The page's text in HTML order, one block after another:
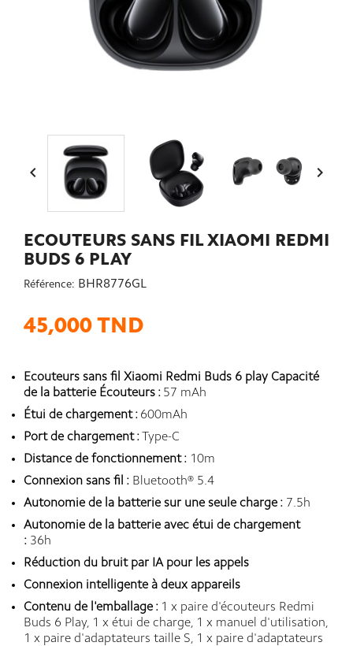
 
ECOUTEURS SANS FIL XIAOMI REDMI
BUDS 6 PLAY
Référence: BHR8776GL
45,000 TND
Ecouteurs sans fil Xiaomi Redmi Buds 6 play Capacité
de la batterie Écouteurs : 57 mAh
Étui de chargement : 600mAh
Port de chargement : Type-C
Distance de fonctionnement : 10m
Connexion sans fil : Bluetooth® 5.4
Autonomie de la batterie sur une seule charge : 7.5h
Autonomie de la batterie avec étui de chargement
: 36h
Réduction du bruit par IA pour les appels
Connexion intelligente à deux appareils
Contenu de l'emballage : 1 x paire d'écouteurs Redmi
Buds 6 Play, 1 x étui de charge, 1 x manuel d'utilisation,
1 x paire d'adaptateurs taille S, 1 x paire d'adaptateurs